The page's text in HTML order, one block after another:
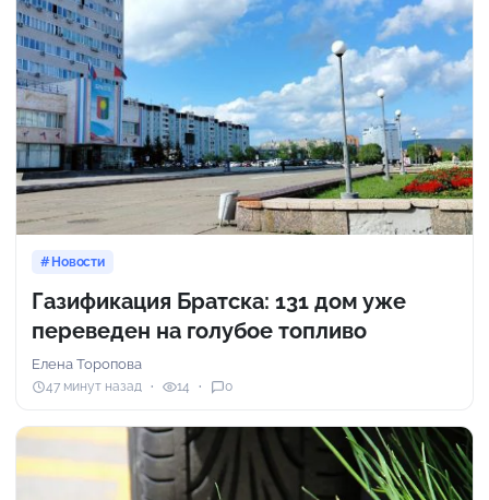
Новости
Газификация Братска: 131 дом уже
переведен на голубое топливо
Елена Торопова
47 минут назад 14 0